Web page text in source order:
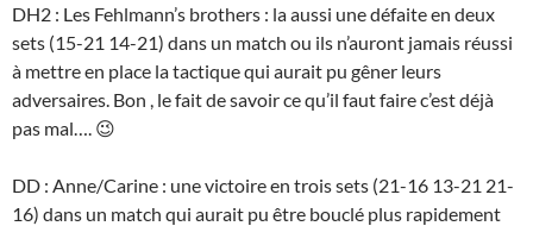
DH2 : Les Fehlmann’s brothers : la aussi une défaite en deux
sets (15-21 14-21) dans un match ou ils n’auront jamais réussi
à mettre en place la tactique qui aurait pu gêner leurs
adversaires. Bon , le fait de savoir ce qu’il faut faire c’est déjà
pas mal…. 😉
DD : Anne/Carine : une victoire en trois sets (21-16 13-21 21-
16) dans un match qui aurait pu être bouclé plus rapidement